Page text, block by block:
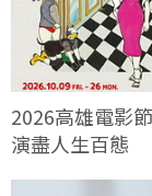
2026高雄電影
演盡人生百態